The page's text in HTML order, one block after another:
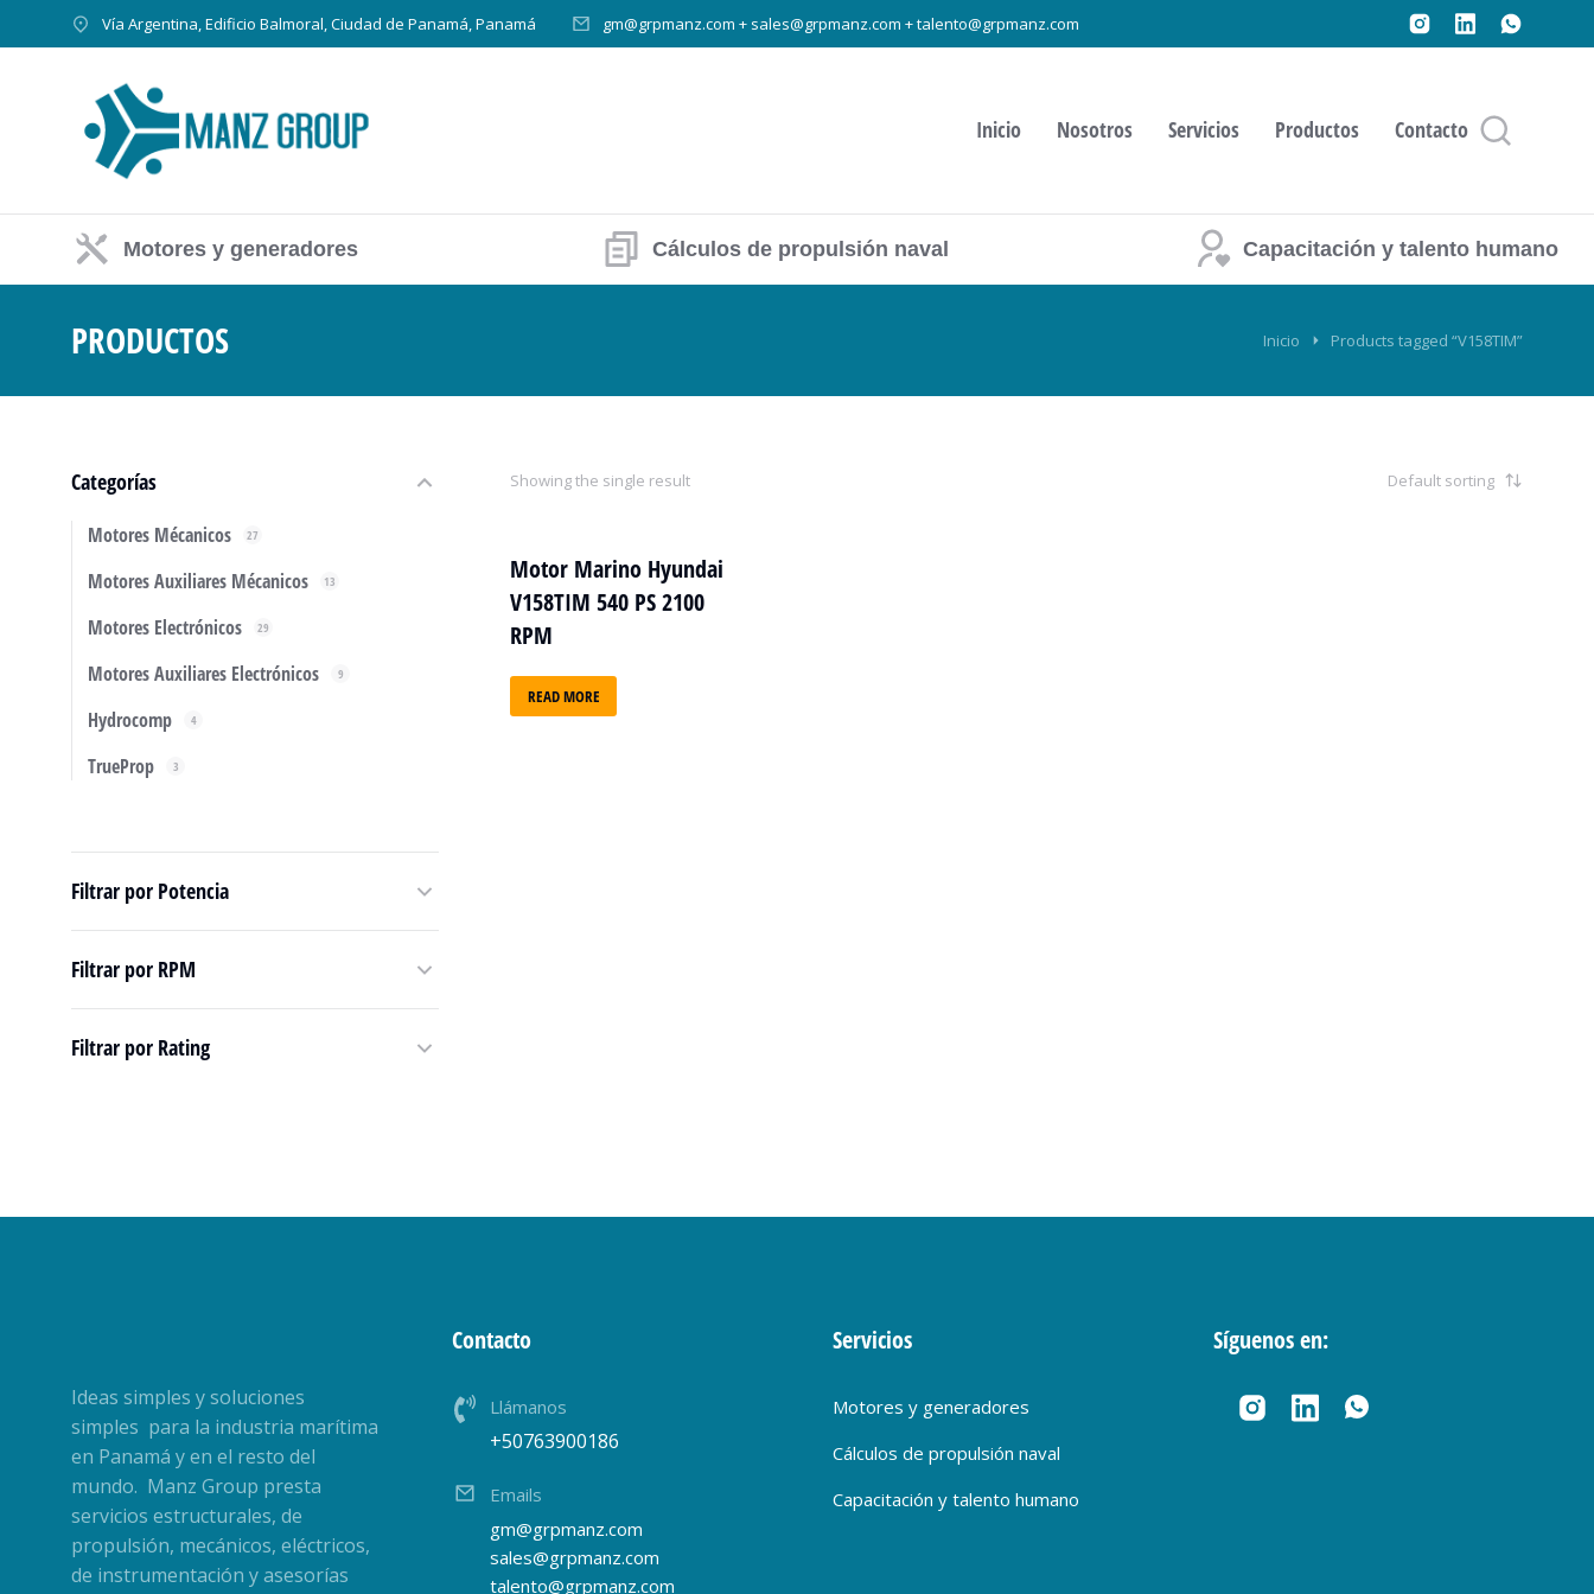
Vía Argentina, Edificio Balmoral, Ciudad de Panamá, Panamá gm@grpmanz.com + sales@grpmanz.com + talento@grpmanz.com
Inicio Nosotros Servicios Productos Contacto
Motores y generadores Cálculos de propulsión naval Capacitación y talento humano
PRODUCTOS Inicio Products tagged “V158TIM”
Categorías
Motores Mécanicos 27
Motores Auxiliares Mécanicos 13
Motores Electrónicos 29
Motores Auxiliares Electrónicos 9
Hydrocomp 4
TrueProp 3
Filtrar por Potencia
Filtrar por RPM
Filtrar por Rating
Showing the single result
Motor Marino Hyundai
V158TIM 540 PS 2100
RPM
READ MORE
Ideas simples y soluciones
simples para la industria marítima
en Panamá y en el resto del
mundo. Manz Group presta
servicios estructurales, de
propulsión, mecánicos, eléctricos,
de instrumentación y asesorías
Contacto
Llámanos
+50763900186
Emails
gm@grpmanz.com
sales@grpmanz.com
talento@grpmanz.com
Servicios
Motores y generadores
Cálculos de propulsión naval
Capacitación y talento humano
Síguenos en: